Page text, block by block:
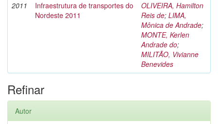
2011
Infraestrutura de transportes do
Nordeste 2011
OLIVEIRA, Hamilton
Reis de; LIMA,
Mônica de Andrade;
MONTE, Kerlen
Andrade do;
MILITÃO, Vivianne
Benevides
Refinar
Autor